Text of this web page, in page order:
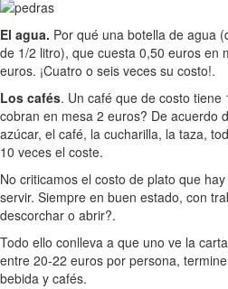
El agua. Por qué una botella de agua
de 1/2 litro), que cuesta 0,50 euros en
euros. ¡Cuatro o seis veces su costo!.
Los cafés. Un café que de costo
cobran en mesa 2 euros? De acuerdo
azúcar, el café, la cucharilla, la taza,
10 veces el coste.
No criticamos el costo de plato que
servir. Siempre en buen estado, con
descorchar o abrir?.
Todo ello conlleva a que uno ve la
entre 20-22 euros por persona,
bebida y cafés.